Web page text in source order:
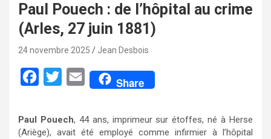
Paul Pouech : de l’hôpital au crime
(Arles, 27 juin 1881)
24 novembre 2025 Jean Desbois
e
t
E
i
Share
Paul Pouech, 44 ans, imprimeur sur étoffes, né à Herse
(Ariège), avait été employé comme infirmier à l’hôpital